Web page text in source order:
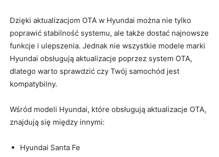
Dzięki ⁤aktualizacjom OTA w Hyundai ‌można nie ‍tylko
poprawić stabilność systemu, ale także dostać najnowsze
funkcje ‌i ulepszenia. Jednak nie wszystkie modele marki
Hyundai obsługują aktualizacje poprzez⁢ system OTA,
dlatego warto sprawdzić czy Twój samochód jest
kompatybilny.
Wśród modeli Hyundai, które obsługują ‍aktualizacje OTA,
znajdują się między innymi:
Hyundai Santa ‍Fe